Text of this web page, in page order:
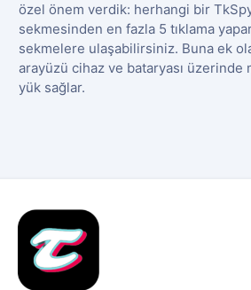
özel önem verdik: herhangi bir
sekmesinden en fazla 5 tıklama
sekmelere ulaşabilirsiniz. Buna ek
arayüzü cihaz ve bataryası üzerinde
yük sağlar.